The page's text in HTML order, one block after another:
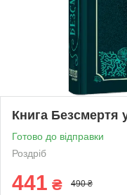
Книга Безсмертя
Готово до відправки
Роздріб
441 ₴ 490 ₴